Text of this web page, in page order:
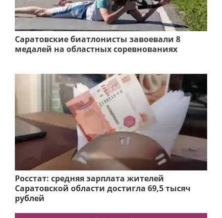
Саратовские биатлонисты завоевали 8
медалей на областных соревнованиях
Росстат: средняя зарплата жителей
Саратовской области достигла 69,5 тысяч
рублей